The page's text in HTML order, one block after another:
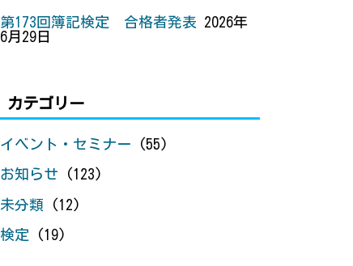
第173回簿記検定 合格者発表
2026年
6月29日
カテゴリー
イベント・セミナー (55)
お知らせ (123)
未分類 (12)
検定 (19)